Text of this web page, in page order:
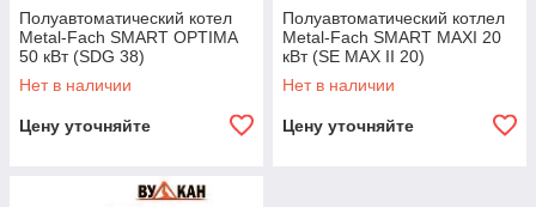
Полуавтоматический котел
Metal-Fach SMART OPTIMA
50 кВт (SDG 38)
Нет в наличии
Цену уточняйте
Полуавтоматический котлел
Metal-Fach SMART MAXI 20
кВт (SE MAX II 20)
Нет в наличии
Цену уточняйте